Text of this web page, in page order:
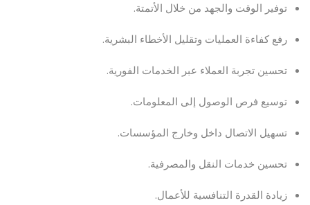
توفير الوقت والجهد من خلال الأتمتة.
رفع كفاءة العمليات وتقليل الأخطاء البشرية.
تحسين تجربة العملاء عبر الخدمات الفورية.
توسيع فرص الوصول إلى المعلومات.
تسهيل الاتصال داخل وخارج المؤسسات.
تحسين خدمات النقل والمصرفية.
زيادة القدرة التنافسية للأعمال.